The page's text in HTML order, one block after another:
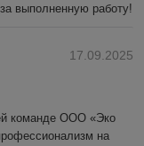
выполненную работу!
17.09.2025
команде ООО «Эко
на